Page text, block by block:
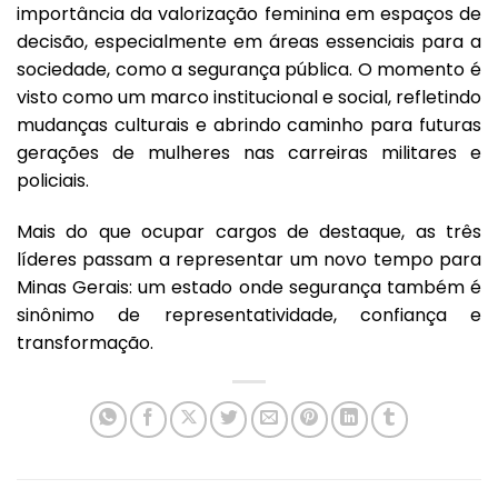
importância da valorização feminina em espaços de
decisão, especialmente em áreas essenciais para a
sociedade, como a segurança pública. O momento é
visto como um marco institucional e social, refletindo
mudanças culturais e abrindo caminho para futuras
gerações de mulheres nas carreiras militares e
policiais.
Mais do que ocupar cargos de destaque, as três
líderes passam a representar um novo tempo para
Minas Gerais: um estado onde segurança também é
sinônimo de representatividade, confiança e
transformação.